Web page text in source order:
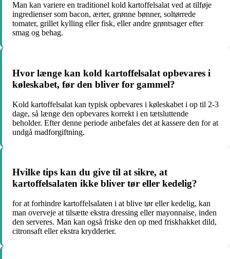
Man kan variere en traditionel kold kartoffelsalat ved at tilføje
ingredienser som bacon, ærter, grønne bønner, soltørrede
tomater, grillet kylling eller fisk, eller andre grøntsager efter
smag og behag.
Hvor længe kan kold kartoffelsalat opbevares i
køleskabet, før den bliver for gammel?
Kold kartoffelsalat kan typisk opbevares i køleskabet i op til 2-3
dage, så længe den opbevares korrekt i en tætsluttende
beholder. Efter denne periode anbefales det at kassere den for at
undgå madforgiftning.
Hvilke tips kan du give til at sikre, at
kartoffelsalaten ikke bliver tør eller kedelig?
for at forhindre kartoffelsalaten i at blive tør eller kedelig, kan
man overveje at tilsætte ekstra dressing eller mayonnaise, inden
den serveres. Man kan også friske den op med friskhakket dild,
citronsaft eller ekstra krydderier.